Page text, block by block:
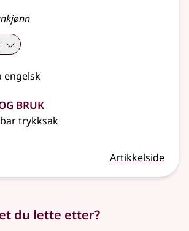
engelsk
bruk
trykksak
Artikkelside
du lette etter?